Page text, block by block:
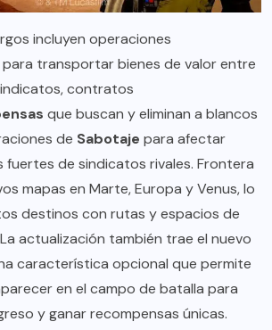
incluyen operaciones
para transportar bienes de valor entre
contratos
que buscan y eliminan a blancos
de Sabotaje para afectar
fuertes de sindicatos rivales. Frontera
mapas en Marte, Europa y Venus, lo
destinos con rutas y espacios de
actualización también trae el nuevo
característica opcional que permite
en el campo de batalla para
y ganar recompensas únicas.